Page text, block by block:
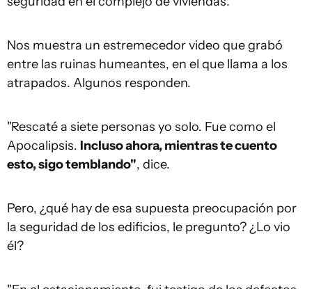
Nos muestra un estremecedor video que grabó
entre las ruinas humeantes, en el que llama a los
atrapados. Algunos responden.
"Rescaté a siete personas yo solo. Fue como el
Apocalipsis. Incluso ahora, mientras te cuento
esto, sigo temblando", dice.
Pero, ¿qué hay de esa supuesta preocupación por
la seguridad de los edificios, le pregunto? ¿Lo vio
él?